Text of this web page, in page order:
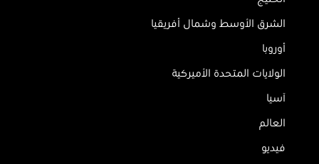
الشرق الأوسط وشمال أفريقيا
أوروبا
الولايات المتحدة الأميركية
آسيا
العالم
فيديو